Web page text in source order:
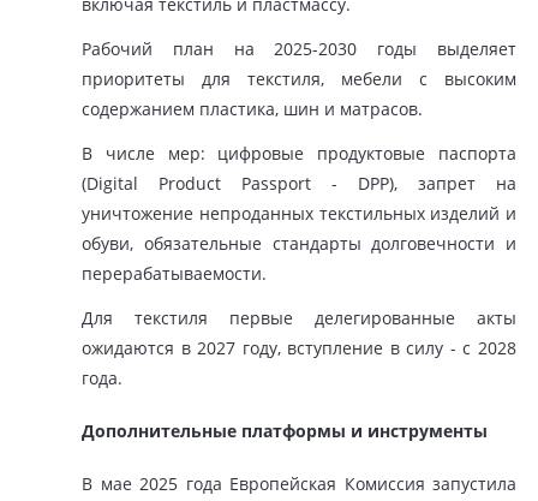
Рабочий план на 2025-2030 годы выделяет
приоритеты для текстиля, мебели с высоким
содержанием пластика, шин и матрасов.
В числе мер: цифровые продуктовые паспорта
(Digital Product Passport - DPP), запрет на
уничтожение непроданных текстильных изделий и
обуви, обязательные стандарты долговечности и
перерабатываемости.
Для текстиля первые делегированные акты
ожидаются в 2027 году, вступление в силу - с 2028
года.
Дополнительные платформы и инструменты
В мае 2025 года Европейская Комиссия запустила